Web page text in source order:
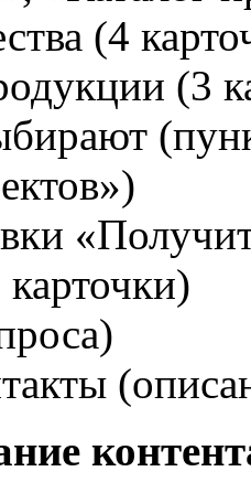
(4
(3